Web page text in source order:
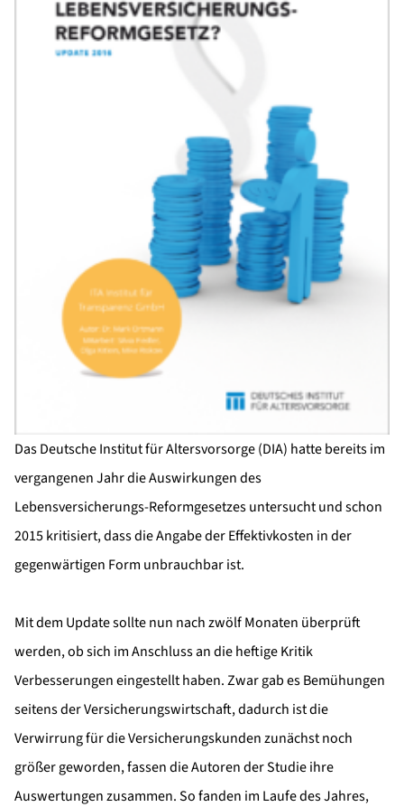
Das Deutsche Institut für Altersvorsorge (DIA) hatte bereits im
vergangenen Jahr die Auswirkungen des
Lebensversicherungs-Reformgesetzes untersucht und schon
2015 kritisiert, dass die Angabe der Effektivkosten in der
gegenwärtigen Form unbrauchbar ist.
Mit dem Update sollte nun nach zwölf Monaten überprüft
werden, ob sich im Anschluss an die heftige Kritik
Verbesserungen eingestellt haben. Zwar gab es Bemühungen
seitens der Versicherungswirtschaft, dadurch ist die
Verwirrung für die Versicherungskunden zunächst noch
größer geworden, fassen die Autoren der Studie ihre
Auswertungen zusammen. So fanden im Laufe des Jahres,